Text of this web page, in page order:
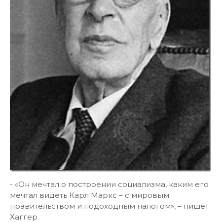
- «Он мечтал о построении социализма, каким его
мечтал видеть Карл Маркс – с мировым
правительством и подоходным налогом», – пишет
Хаггер.